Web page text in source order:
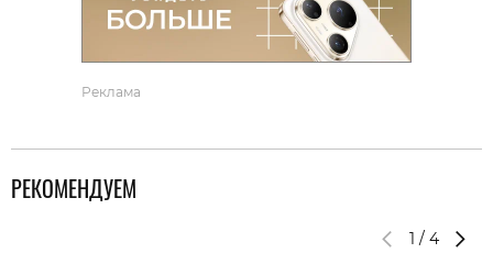
Реклама
РЕКОМЕНДУЕМ
1 / 4